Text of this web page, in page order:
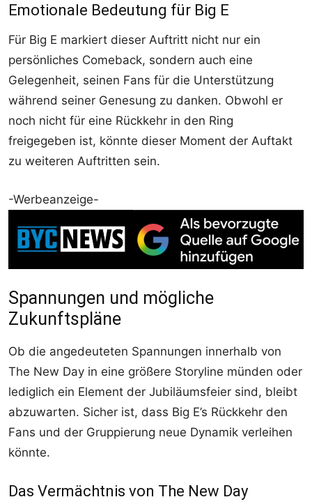
Emotionale Bedeutung für Big E
Für Big E markiert dieser Auftritt nicht nur ein
persönliches Comeback, sondern auch eine
Gelegenheit, seinen Fans für die Unterstützung
während seiner Genesung zu danken. Obwohl er
noch nicht für eine Rückkehr in den Ring
freigegeben ist, könnte dieser Moment der Auftakt
zu weiteren Auftritten sein.
-Werbeanzeige-
Spannungen und mögliche
Zukunftspläne
Ob die angedeuteten Spannungen innerhalb von
The New Day in eine größere Storyline münden oder
lediglich ein Element der Jubiläumsfeier sind, bleibt
abzuwarten. Sicher ist, dass Big E’s Rückkehr den
Fans und der Gruppierung neue Dynamik verleihen
könnte.
Das Vermächtnis von The New Day